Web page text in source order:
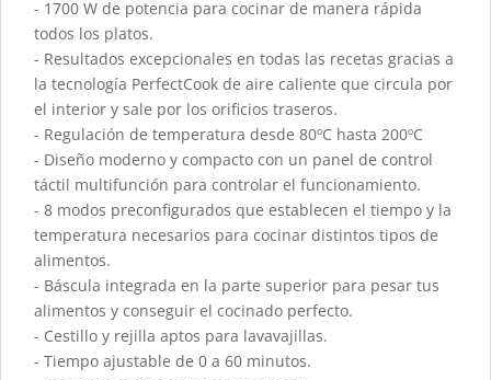
- 1700 W de potencia para cocinar de manera rápida
todos los platos.
- Resultados excepcionales en todas las recetas gracias a
la tecnología PerfectCook de aire caliente que circula por
el interior y sale por los orificios traseros.
- Regulación de temperatura desde 80ºC hasta 200ºC
- Diseño moderno y compacto con un panel de control
táctil multifunción para controlar el funcionamiento.
- 8 modos preconfigurados que establecen el tiempo y la
temperatura necesarios para cocinar distintos tipos de
alimentos.
- Báscula integrada en la parte superior para pesar tus
alimentos y conseguir el cocinado perfecto.
- Cestillo y rejilla aptos para lavavajillas.
- Tiempo ajustable de 0 a 60 minutos.